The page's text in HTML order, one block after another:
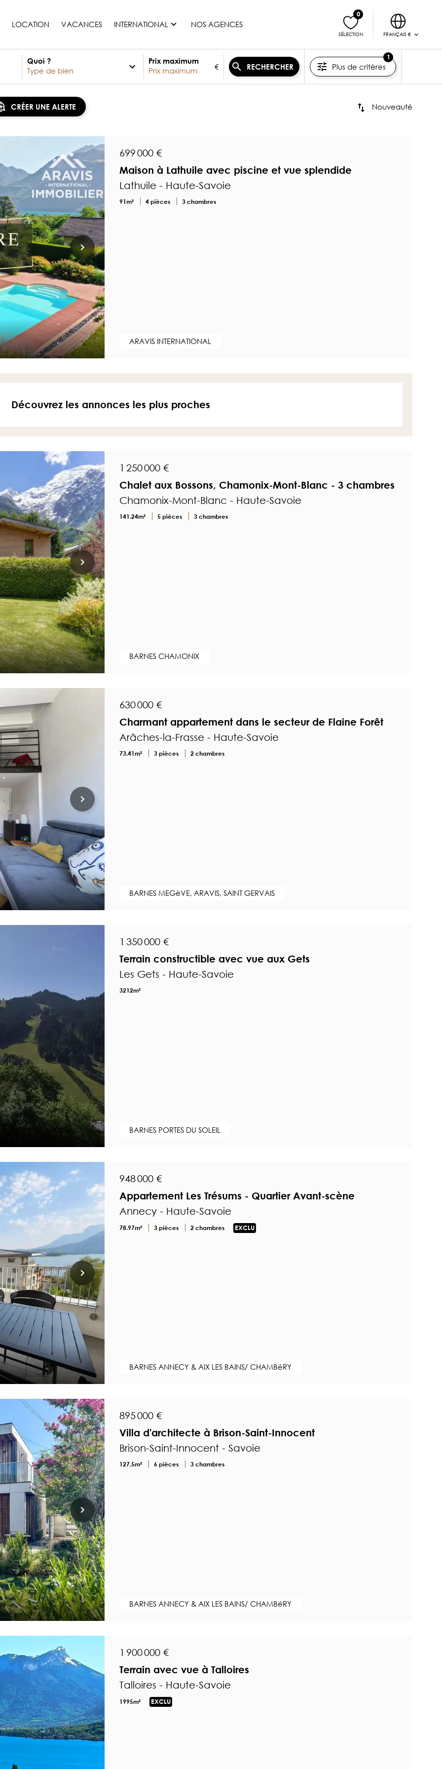
LOCATION VACANCES INTERNATIONAL
France
Maurice
Suisse
Tous les pays
NOS AGENCES
SÉLECTION
0
FRANÇAIS €
Quoi ? Prix maximum
€ RECHERCHER Plus de critères
1
CRÉER UNE ALERTE Nouveauté
699 000 €
Maison à Lathuile avec piscine et vue splendide
Lathuile - Haute-Savoie
91m² 4 pièces 3 chambres
ARAVIS INTERNATIONAL
Découvrez les annonces les plus proches
1 250 000 €
Chalet aux Bossons, Chamonix-Mont-Blanc - 3 chambres
Chamonix-Mont-Blanc - Haute-Savoie
141.24m² 5 pièces 3 chambres
BARNES CHAMONIX
630 000 €
Charmant appartement dans le secteur de Flaine Forêt
Arâches-la-Frasse - Haute-Savoie
73.41m² 3 pièces 2 chambres
BARNES MEGèVE, ARAVIS, SAINT GERVAIS
1 350 000 €
Terrain constructible avec vue aux Gets
Les Gets - Haute-Savoie
3212m²
BARNES PORTES DU SOLEIL
948 000 €
Appartement Les Trésums - Quartier Avant-scène
Annecy - Haute-Savoie
78.97m² 3 pièces 2 chambres EXCLU
BARNES ANNECY & AIX LES BAINS/ CHAMBéRY
895 000 €
Villa d'architecte à Brison-Saint-Innocent
Brison-Saint-Innocent - Savoie
127.5m² 6 pièces 3 chambres
BARNES ANNECY & AIX LES BAINS/ CHAMBéRY
1 900 000 €
Terrain avec vue à Talloires
Talloires - Haute-Savoie
1995m² EXCLU